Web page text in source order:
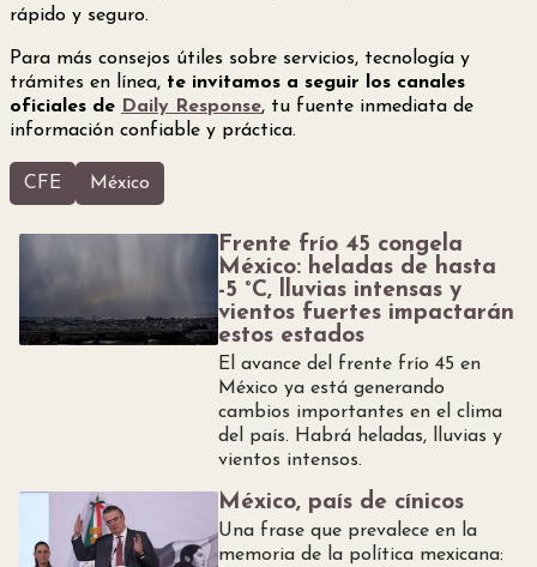
rápido y seguro.
Para más consejos útiles sobre servicios, tecnología y
trámites en línea, te invitamos a seguir los canales
oficiales de Daily Response, tu fuente inmediata de
información confiable y práctica.
CFE México
Frente frío 45 congela
México: heladas de hasta
-5 °C, lluvias intensas y
vientos fuertes impactarán
estos estados
El avance del frente frío 45 en
México ya está generando
cambios importantes en el clima
del país. Habrá heladas, lluvias y
vientos intensos.
México, país de cínicos
Una frase que prevalece en la
memoria de la política mexicana: